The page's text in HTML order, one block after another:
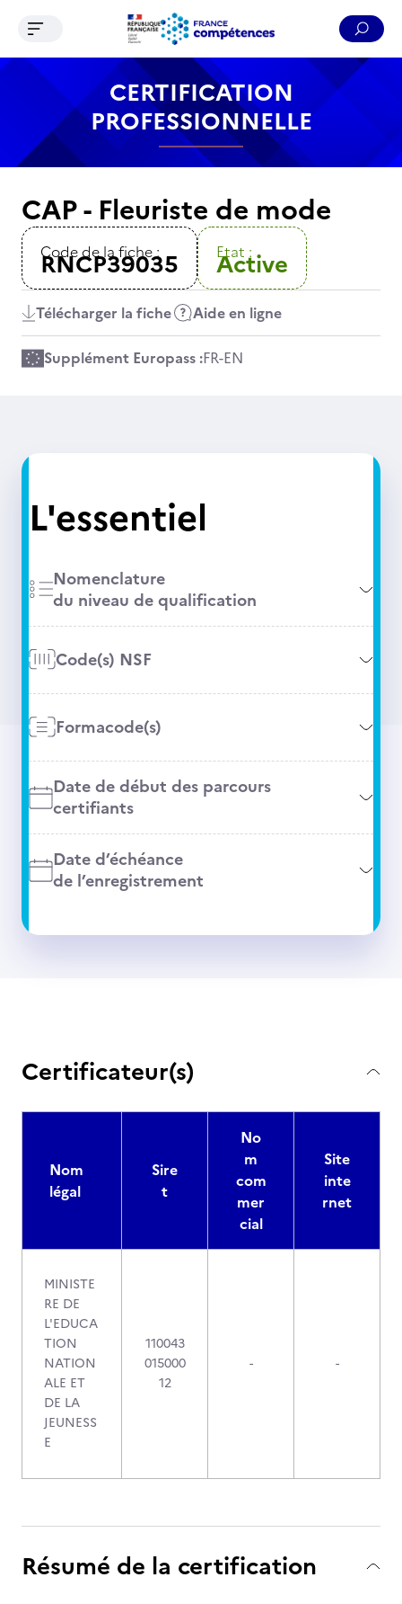
Contenu Recherche Menu Pied de page
Ouvrir le menu de navigation
CERTIFICATION
PROFESSIONNELLE
CAP - Fleuriste de mode
Code de la fiche :
RNCP39035 Etat :
Active
Télécharger la fiche Aide en ligne
Supplément Europass :FR-EN
L'essentiel
Nomenclature
du niveau de qualification
Code(s) NSF
Formacode(s)
Date de début des parcours
certifiants
Date d’échéance
de l’enregistrement
Certificateur(s)
Nom
légal
Sire
t
No
m
com
mer
cial
Site
inte
rnet
MINISTE
RE DE
L'EDUCA
TION
NATION
ALE ET
DE LA
JEUNESS
E
110043
015000
12
- -
Résumé de la certification